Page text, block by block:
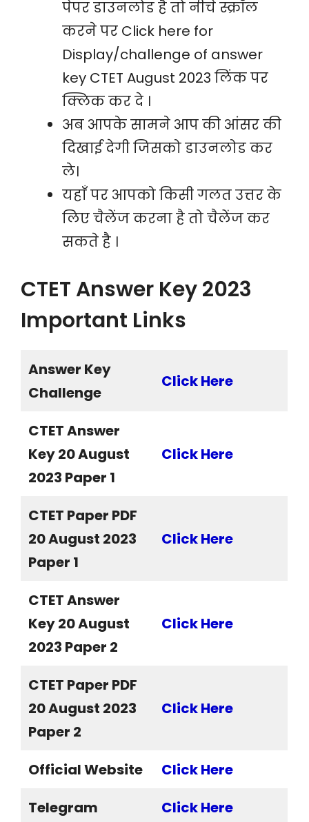
पेपर डाउनलोड है तो नीचे स्क्रॉल
करने पर Click here for
Display/challenge of answer
key CTET August 2023 लिंक पर
क्लिक कर दे ।
अब आपके सामने आप की आंसर की
दिखाई देगी जिसको डाउनलोड कर
ले।
यहाँ पर आपको किसी गलत उत्तर के
लिए चैलेंज करना है तो चैलेंज कर
सकते है ।
CTET Answer Key 2023
Important Links
Answer Key
Challenge
Click Here
CTET Answer
Key 20 August
2023 Paper 1
Click Here
CTET Paper PDF
20 August 2023
Paper 1
Click Here
CTET Answer
Key 20 August
2023 Paper 2
Click Here
CTET Paper PDF
20 August 2023
Paper 2
Click Here
Official Website
Click Here
Telegram
Click Here